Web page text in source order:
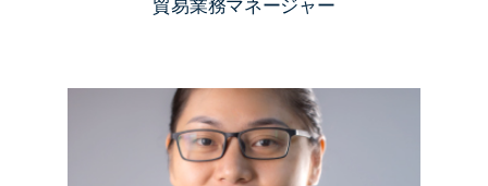
貿易業務マネージャー